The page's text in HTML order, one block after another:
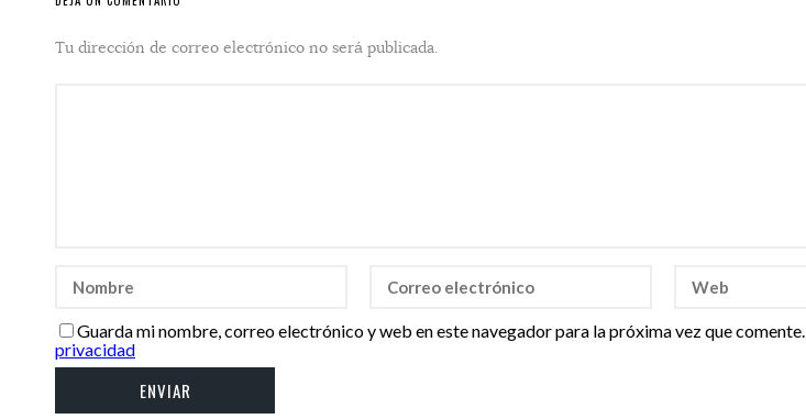
Tu dirección de correo electrónico no será publicada.
Guarda mi nombre, correo electrónico y web en este navegador para la próxima vez que comente.
privacidad